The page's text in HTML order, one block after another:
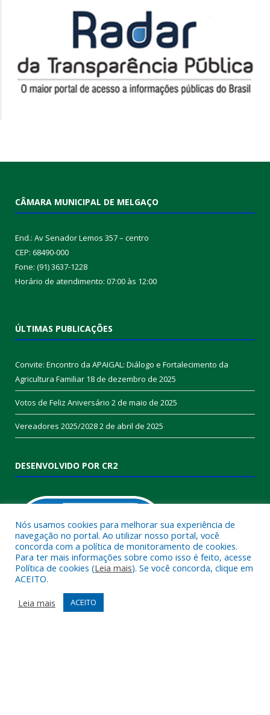
CÂMARA MUNICIPAL DE MELGAÇO
End.: Av Senador Lemos 357 – centro
CEP: 68490-000
Fone: (91) 3637-1228
Horário de atendimento: 07:00 às 12:00
ÚLTIMAS PUBLICAÇÕES
Convite: Encontro da APAIGAL: Diálogo e Fortalecimento da
Agricultura Familiar 18 de dezembro de 2025
Votos de Feliz Aniversário 2 de maio de 2025
Vereadores 2025/20282 de abril de 2025
DESENVOLVIDO POR CR2
Muito mais que
Realizamos umaassessoria
contrato que todas as exigências das
Nós usamos cookies para melhorar sua experiência de
navegação no portal. Ao utilizar nosso portal, você
concorda com a política de monitoramento de cookies.
Para ter mais informações sobre como isso é feito, acesse
Política de cookies (Leia mais). Se você concorda, clique em
ACEITO.
Leia mais
ACEITO